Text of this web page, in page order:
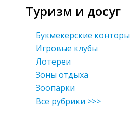
Туризм и досуг
Букмекерские конторы
Игровые клубы
Лотереи
Зоны отдыха
Зоопарки
Все рубрики >>>